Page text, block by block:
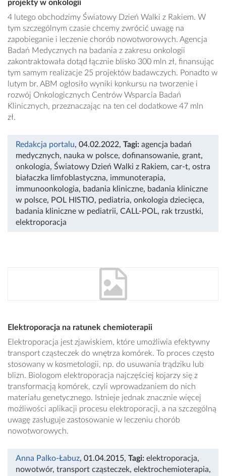
projekty w onkologii
4 lutego obchodzimy Światowy Dzień Walki z Rakiem. W
tym szczególnym czasie chcemy zwrócić uwagę na
zapobieganie i leczenie chorób nowotworowych. Agencja
Badań Medycznych na badania z zakresu onkologii
zakontraktowała dotąd łącznie blisko 300 mln zł, finansując
tym samym realizacje 25 projektów badawczych. Ponadto w
lutym br. ABM ogłosiło wyniki konkursu na tworzenie i
rozwój Onkologicznych Centrów Wsparcia Badań
Klinicznych, przeznaczając na ten cel dodatkowe 47 mln
zł.
Redakcja portalu, 04.02.2022, Tagi: agencja badań
medycznych, nauka w polsce, dofinansowanie, grant,
onkologia, Światowy Dzień Walki z Rakiem, car-t, ostra
białaczka limfoblastyczna, immunoterapia,
immunoonkologia, badania kliniczne, badania kliniczne
w polsce, POL HISTIO, pediatria, onkologia dziecięca,
badania kliniczne w pediatrii, CALL-POL, rak trzustki,
elektroporacja
Elektroporacja na ratunek chemioterapii
Elektroporacja jest zjawiskiem, które umożliwia efektywny
transport cząsteczek do wnętrza komórek. To proces często
stosowany w kosmetologii, np. do usuwania trądziku lub
blizn. Biologom elektroporacja najczęściej kojarzy się z
transformacją komórek, czyli wprowadzaniem do nich
materiału genetycznego. Istnieje jednak znacznie więcej
możliwości aplikacji procesu elektroporacji, a na szczególną
uwagę zasługuje zastosowanie w leczeniu chorób
nowotworowych.
Anna Palko-Łabuz, 01.04.2015, Tagi: elektroporacja,
nowotwór, transport cząsteczek, elektrochemioterapia,